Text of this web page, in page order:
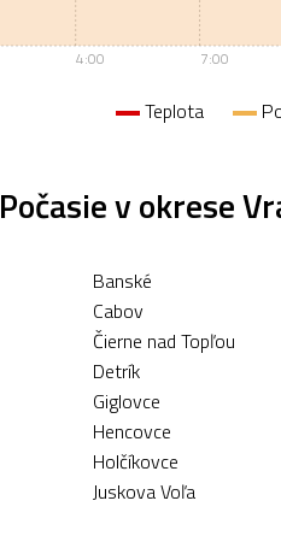
4:00 7:00
Teplota
Počasie v okrese
Banské
Cabov
Čierne nad Topľou
Detrík
Giglovce
Hencovce
Holčíkovce
Juskova Voľa